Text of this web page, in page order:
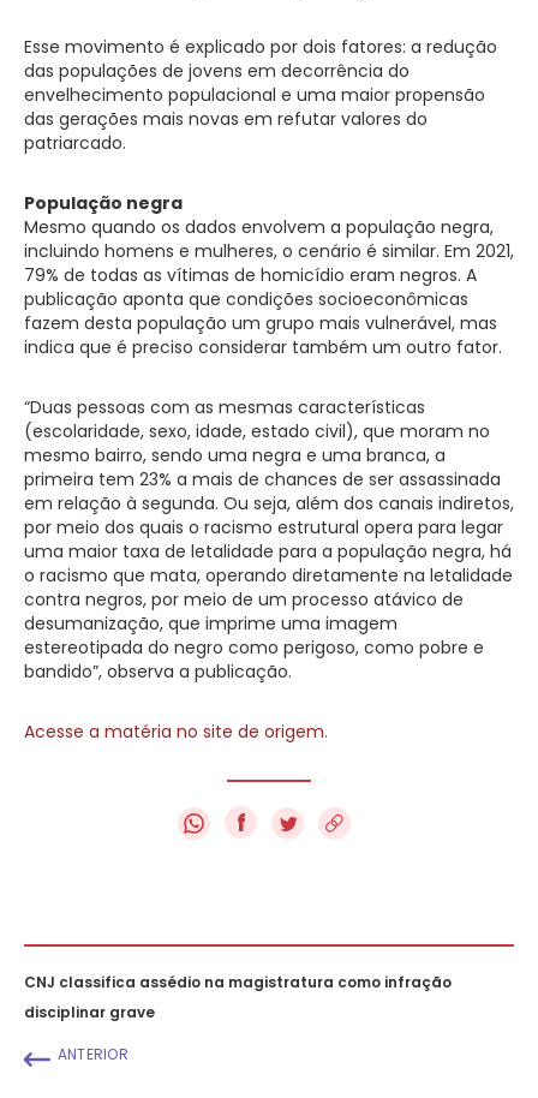
Esse movimento é explicado por dois fatores: a redução
das populações de jovens em decorrência do
envelhecimento populacional e uma maior propensão
das gerações mais novas em refutar valores do
patriarcado.
População negra
Mesmo quando os dados envolvem a população negra,
incluindo homens e mulheres, o cenário é similar. Em 2021,
79% de todas as vítimas de homicídio eram negros. A
publicação aponta que condições socioeconômicas
fazem desta população um grupo mais vulnerável, mas
indica que é preciso considerar também um outro fator.
“Duas pessoas com as mesmas características
(escolaridade, sexo, idade, estado civil), que moram no
mesmo bairro, sendo uma negra e uma branca, a
primeira tem 23% a mais de chances de ser assassinada
em relação à segunda. Ou seja, além dos canais indiretos,
por meio dos quais o racismo estrutural opera para legar
uma maior taxa de letalidade para a população negra, há
o racismo que mata, operando diretamente na letalidade
contra negros, por meio de um processo atávico de
desumanização, que imprime uma imagem
estereotipada do negro como perigoso, como pobre e
bandido”, observa a publicação.
Acesse a matéria no site de origem.
f
CNJ classifica assédio na magistratura como infração
disciplinar grave
ANTERIOR